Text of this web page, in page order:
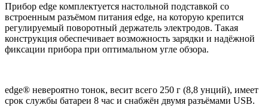
Прибор edge комплектуется настольной подставкой со
встроенным разъёмом питания edge, на которую крепится
регулируемый поворотный держатель электродов. Такая
конструкция обеспечивает возможность зарядки и надёжной
фиксации прибора при оптимальном угле обзора.
edge® невероятно тонок, весит всего 250 г (8,8 унций), имеет
срок службы батареи 8 час и снабжён двумя разъёмами USB.